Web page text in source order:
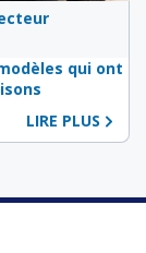
qui ont
LIRE PLUS